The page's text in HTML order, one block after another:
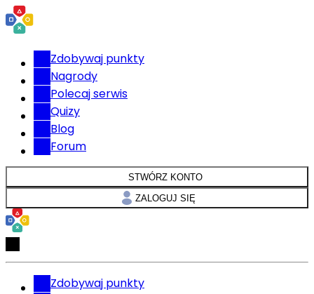
Zdobywaj punkty
Nagrody
Polecaj serwis
Quizy
Blog
Forum
STWÓRZ KONTO
ZALOGUJ SIĘ
Zdobywaj punkty